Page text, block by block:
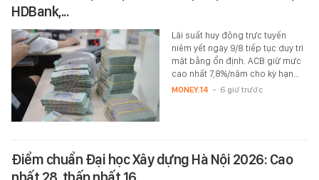
HDBank,...
Lãi suất huy động trực tuyến
niêm yết ngày 9/8 tiếp tục duy trì
mặt bằng ổn định. ACB giữ mức
cao nhất 7,8%/năm cho kỳ hạn…
MONEY.14 - 6 giờ trước
Điểm chuẩn Đại học Xây dựng Hà Nội 2026: Cao